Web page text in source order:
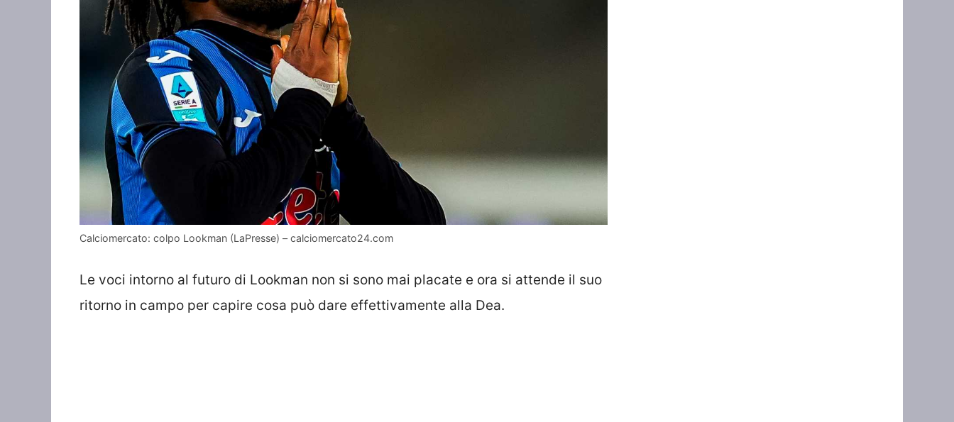
Calciomercato: colpo Lookman (LaPresse) – calciomercato24.com
Le voci intorno al futuro di Lookman non si sono mai placate e ora si attende il suo
ritorno in campo per capire cosa può dare effettivamente alla Dea.